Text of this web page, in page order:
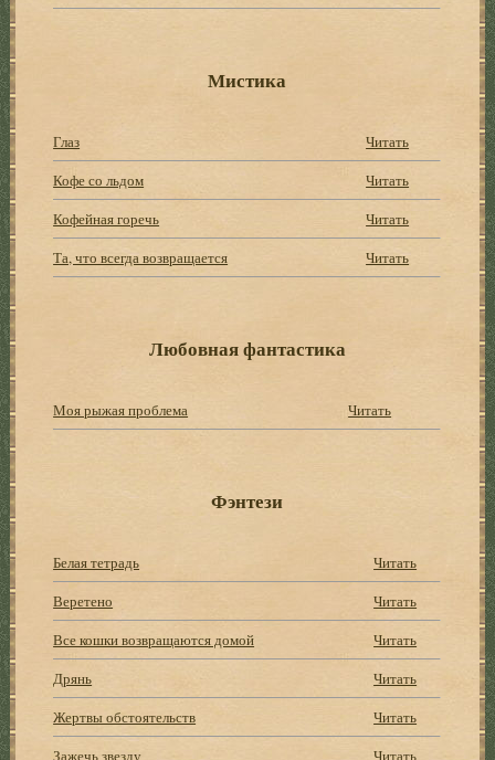
Мистика
Глаз
Читать
Кофе со льдом
Читать
Кофейная горечь
Читать
Та, что всегда возвращается
Читать
Любовная фантастика
Моя рыжая проблема Читать
Фэнтези
Белая тетрадь
Читать
Веретено
Читать
Все кошки возвращаются домой
Читать
Дрянь
Читать
Жертвы обстоятельств
Читать
Зажечь звезду
Читать